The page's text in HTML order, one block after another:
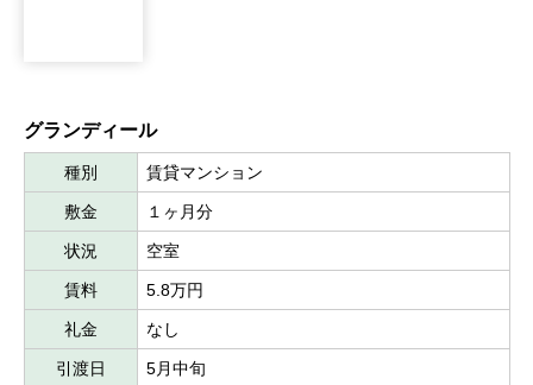
グランディール
種別 賃貸マンション
敷金 １ヶ月分
状況 空室
賃料 5.8万円
礼金 なし
引渡日 5月中旬